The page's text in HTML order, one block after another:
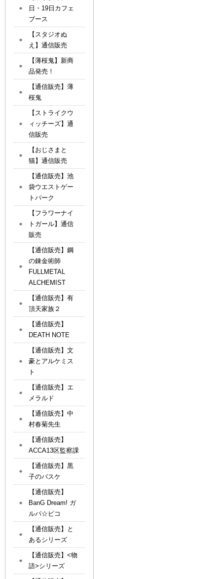
日・19日カフェ
ブース
【スタジオぬ
え】通信販売
【薄桜鬼】新商
品発売！
【通信販売】薄
桜鬼
【ストライクウ
ィッチーズ】通
信販売
【おじさまと
猫】通信販売
【通信販売】池
袋ウエストゲー
トパーク
【フラワーナイ
トガール】通信
販売
【通信販売】鋼
の錬金術師
FULLMETAL
ALCHEMIST
【通信販売】有
頂天家族２
【通信販売】
DEATH NOTE
【通信販売】文
豪とアルケミス
ト
【通信販売】エ
メラルド
【通信販売】中
村春菊先生
【通信販売】
ACCA13区監察課
【通信販売】黒
子のバスケ
【通信販売】
BanG Dream! ガ
ルパ☆ピコ
【通信販売】と
あるシリーズ
【通信販売】<物
語>シリーズ